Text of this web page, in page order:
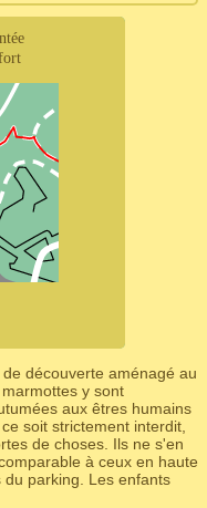
découverte aménagé au
y sont
aux êtres humains
soit strictement interdit,
de choses. Ils ne s'en
à ceux en haute
parking. Les enfants